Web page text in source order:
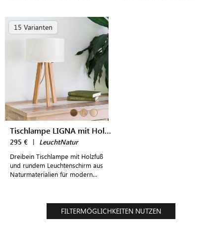
Wohnkonzepte
15 Varianten
Tischlampe LIGNA mit Holzfuß
295 € | LeuchtNatur
Dreibein Tischlampe mit Holzfuß
und rundem Leuchtenschirm aus
Naturmaterialien für modern
FILTERMÖGLICHKEITEN NUTZEN